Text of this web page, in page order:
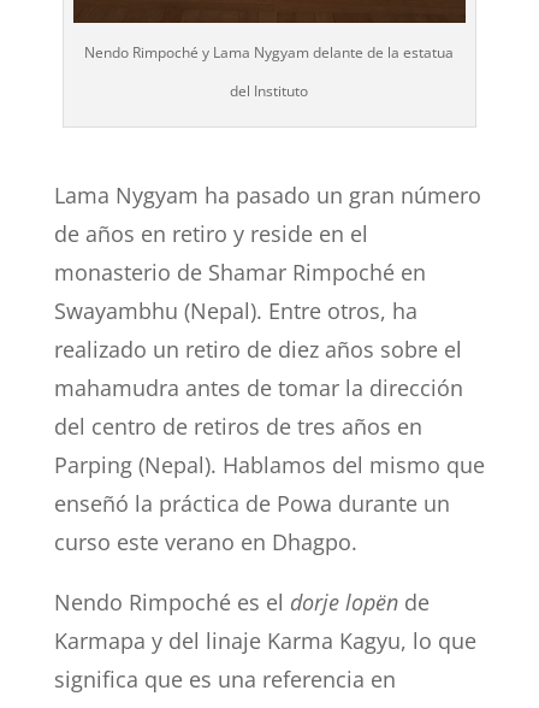
Nendo Rimpoché y Lama Nygyam delante de la estatua
del Instituto
Lama Nygyam ha pasado un gran número
de años en retiro y reside en el
monasterio de Shamar Rimpoché en
Swayambhu (Nepal). Entre otros, ha
realizado un retiro de diez años sobre el
mahamudra antes de tomar la dirección
del centro de retiros de tres años en
Parping (Nepal). Hablamos del mismo que
enseñó la práctica de Powa durante un
curso este verano en Dhagpo.
Nendo Rimpoché es el dorje lopënde
Karmapa y del linaje Karma Kagyu, lo que
significa que es una referencia en